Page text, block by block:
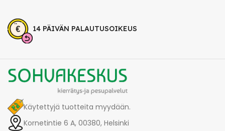
14 PÄIVÄN PALAUTUSOIKEUS
Käytettyjä tuotteita myydään.
Kornetintie 6 A, 00380, Helsinki